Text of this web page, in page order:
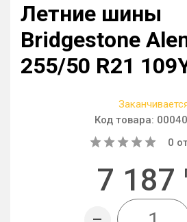
Летние шины
Bridgestone
255/50 R21
Код товара:
0
7 187